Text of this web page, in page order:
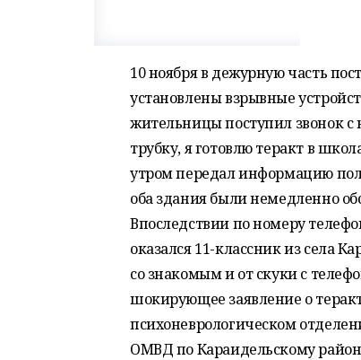
10 ноября в дежурную часть
установлены взрывные
жительницы поступил звонок с
трубку, я готовлю теракт в
утром передал информацию
оба здания были немедленно
Впоследствии по номеру
оказался 11-классник из села
со знакомым и от скуки с
шокирующее заявление о
психоневрологическом
ОМВД по Караидельскому